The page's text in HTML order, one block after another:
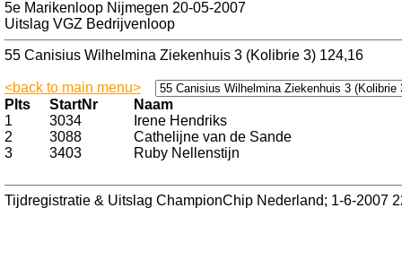
5e Marikenloop Nijmegen 20-05-2007
Uitslag VGZ Bedrijvenloop
55 Canisius Wilhelmina Ziekenhuis 3 (Kolibrie 3) 124,16
<back to main menu>
Plts
StartNr
Naam
1
3034
Irene Hendriks
2
3088
Cathelijne van de Sande
3
3403 Ruby Nellenstijn
Tijdregistratie & Uitslag ChampionChip Nederland; 1-6-2007